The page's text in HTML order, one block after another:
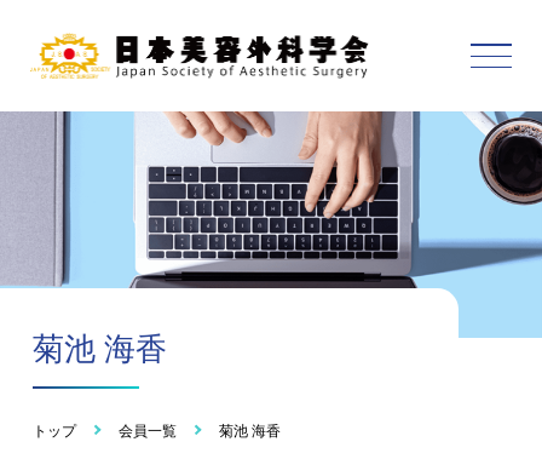
菊池 海香
トップ 会員一覧 菊池 海香